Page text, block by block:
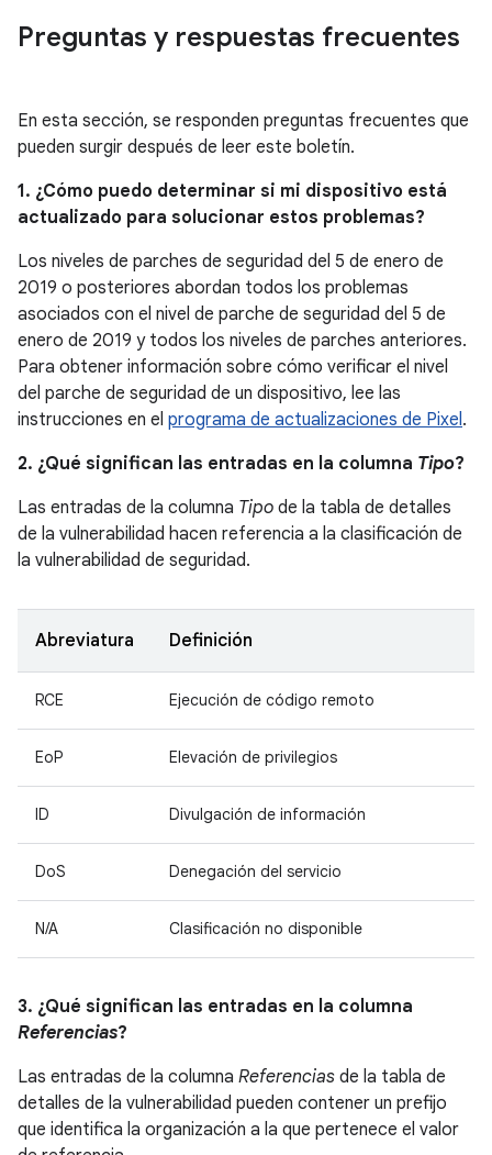
Preguntas y respuestas frecuentes
En esta sección, se responden preguntas frecuentes que
pueden surgir después de leer este boletín.
1. ¿Cómo puedo determinar si mi dispositivo está
actualizado para solucionar estos problemas?
Los niveles de parches de seguridad del 5 de enero de
2019 o posteriores abordan todos los problemas
asociados con el nivel de parche de seguridad del 5 de
enero de 2019 y todos los niveles de parches anteriores.
Para obtener información sobre cómo verificar el nivel
del parche de seguridad de un dispositivo, lee las
instrucciones en el programa de actualizaciones de Pixel.
2. ¿Qué significan las entradas en la columna Tipo?
Las entradas de la columna Tipo de la tabla de detalles
de la vulnerabilidad hacen referencia a la clasificación de
la vulnerabilidad de seguridad.
Abreviatura Definición
RCE Ejecución de código remoto
EoP Elevación de privilegios
ID Divulgación de información
DoS Denegación del servicio
N/A Clasificación no disponible
3. ¿Qué significan las entradas en la columna
Referencias?
Las entradas de la columna Referencias de la tabla de
detalles de la vulnerabilidad pueden contener un prefijo
que identifica la organización a la que pertenece el valor